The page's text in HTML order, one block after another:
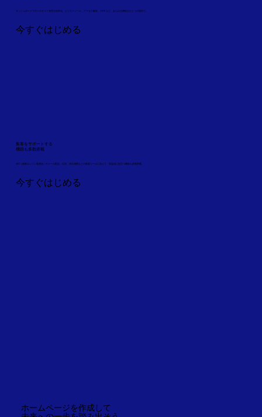
ダッシュボードで日々のサイト管理を効率化。ビジネスツール、アクセス解析、CRM など、あらゆる機能をひとつの場所で。
今すぐはじめる
集客をサポートする
機能も多数搭載
SEO（検索エンジン最適化）やメール配信、広告、SNS 連携などの集客ツールに加えて、収益化に役立つ機能も多数搭載。
今すぐはじめる
ホームページを作成して